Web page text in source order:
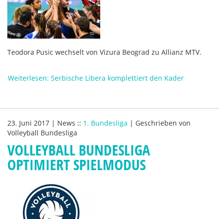
Teodora Pusic wechselt von Vizura Beograd zu Allianz MTV.
Weiterlesen: Serbische Libera komplettiert den Kader
23. Juni 2017 | News :: 1. Bundesliga | Geschrieben von
Volleyball Bundesliga
VOLLEYBALL BUNDESLIGA
OPTIMIERT SPIELMODUS